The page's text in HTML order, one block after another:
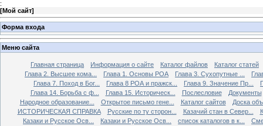
:
[Мой сайт]
Форма входа
Меню сайта
Главная страница Информация о сайте Каталог файлов
Каталог статей
Глава 2. Высшее кома...
Глава 1. Основы РОА Глава 3. Сухопутные ...
Глава 7. Поход в Бог...
Глава 8 РОА и пражск... Глава 9. Значение Пр...
Глава 14. Борьба с ф...
Глава 15. Историческ... Послесловие
Документы
Народное образование...
Открытое письмо гене... Каталог сайтов
Доска
ИСТОРИЧЕСКАЯ СПРАВКА
Русские по ту сторон... Казачий стан в Север...
Казаки и Русское Осв...
Казаки и Русское Осв... список каталогов в к...